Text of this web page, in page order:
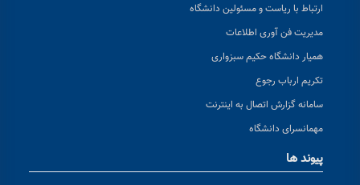
ارتباط با ریاست و مسئولین دانشگاه
مدیریت فن آوری اطلاعات
همیار دانشگاه حکیم سبزواری
تکریم ارباب رجوع
سامانه گزارش اتصال به اینترنت
مهمانسرای دانشگاه
پیوند ها